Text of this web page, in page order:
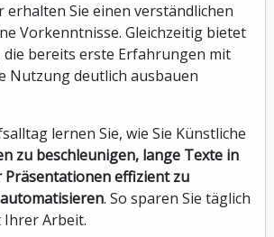
Sie einen verständlichen
Vorkenntnisse. Gleichzeitig bietet
bereits erste Erfahrungen mit
Nutzung deutlich ausbauen
lernen Sie, wie Sie Künstliche
zu beschleunigen, lange Texte in
Präsentationen effizient zu
. So sparen Sie täglich
Ihrer Arbeit.